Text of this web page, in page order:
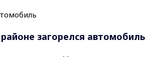
загорелся автомобиль